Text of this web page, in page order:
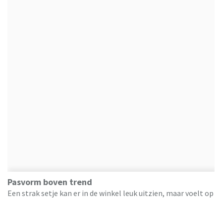
Pasvorm boven trend
Een strak setje kan er in de winkel leuk uitzien, maar voelt op